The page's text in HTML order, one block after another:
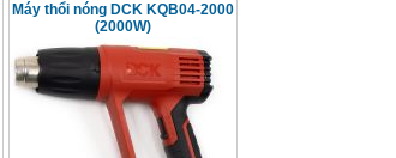
Máy thổi nóng DCK KQB04-2000
(2000W)